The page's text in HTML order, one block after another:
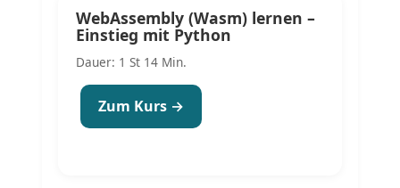
WebAssembly (Wasm) lernen –
Einstieg mit Python
Dauer: 1 St 14 Min.
Zum Kurs →